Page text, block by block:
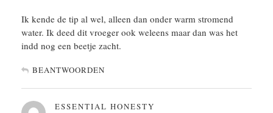
Ik kende de tip al wel, alleen dan onder warm stromend
water. Ik deed dit vroeger ook weleens maar dan was het
indd nog een beetje zacht.
BEANTWOORDEN
ESSENTIAL HONESTY